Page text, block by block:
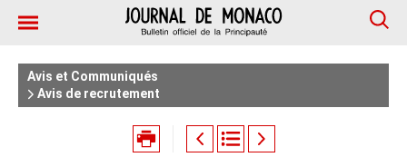
Avis et Communiqués
Avis de recrutement